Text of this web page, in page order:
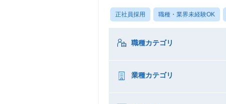
正社員採用 職種・業界未経験OK
職種カテゴリ
業種カテゴリ